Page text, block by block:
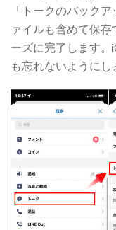
「トークのバック
ァイルも含めて保
ーズに完了します。
も忘れないようにし